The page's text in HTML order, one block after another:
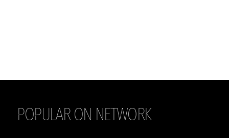
POPULAR ON NETWORK
THE DAILY